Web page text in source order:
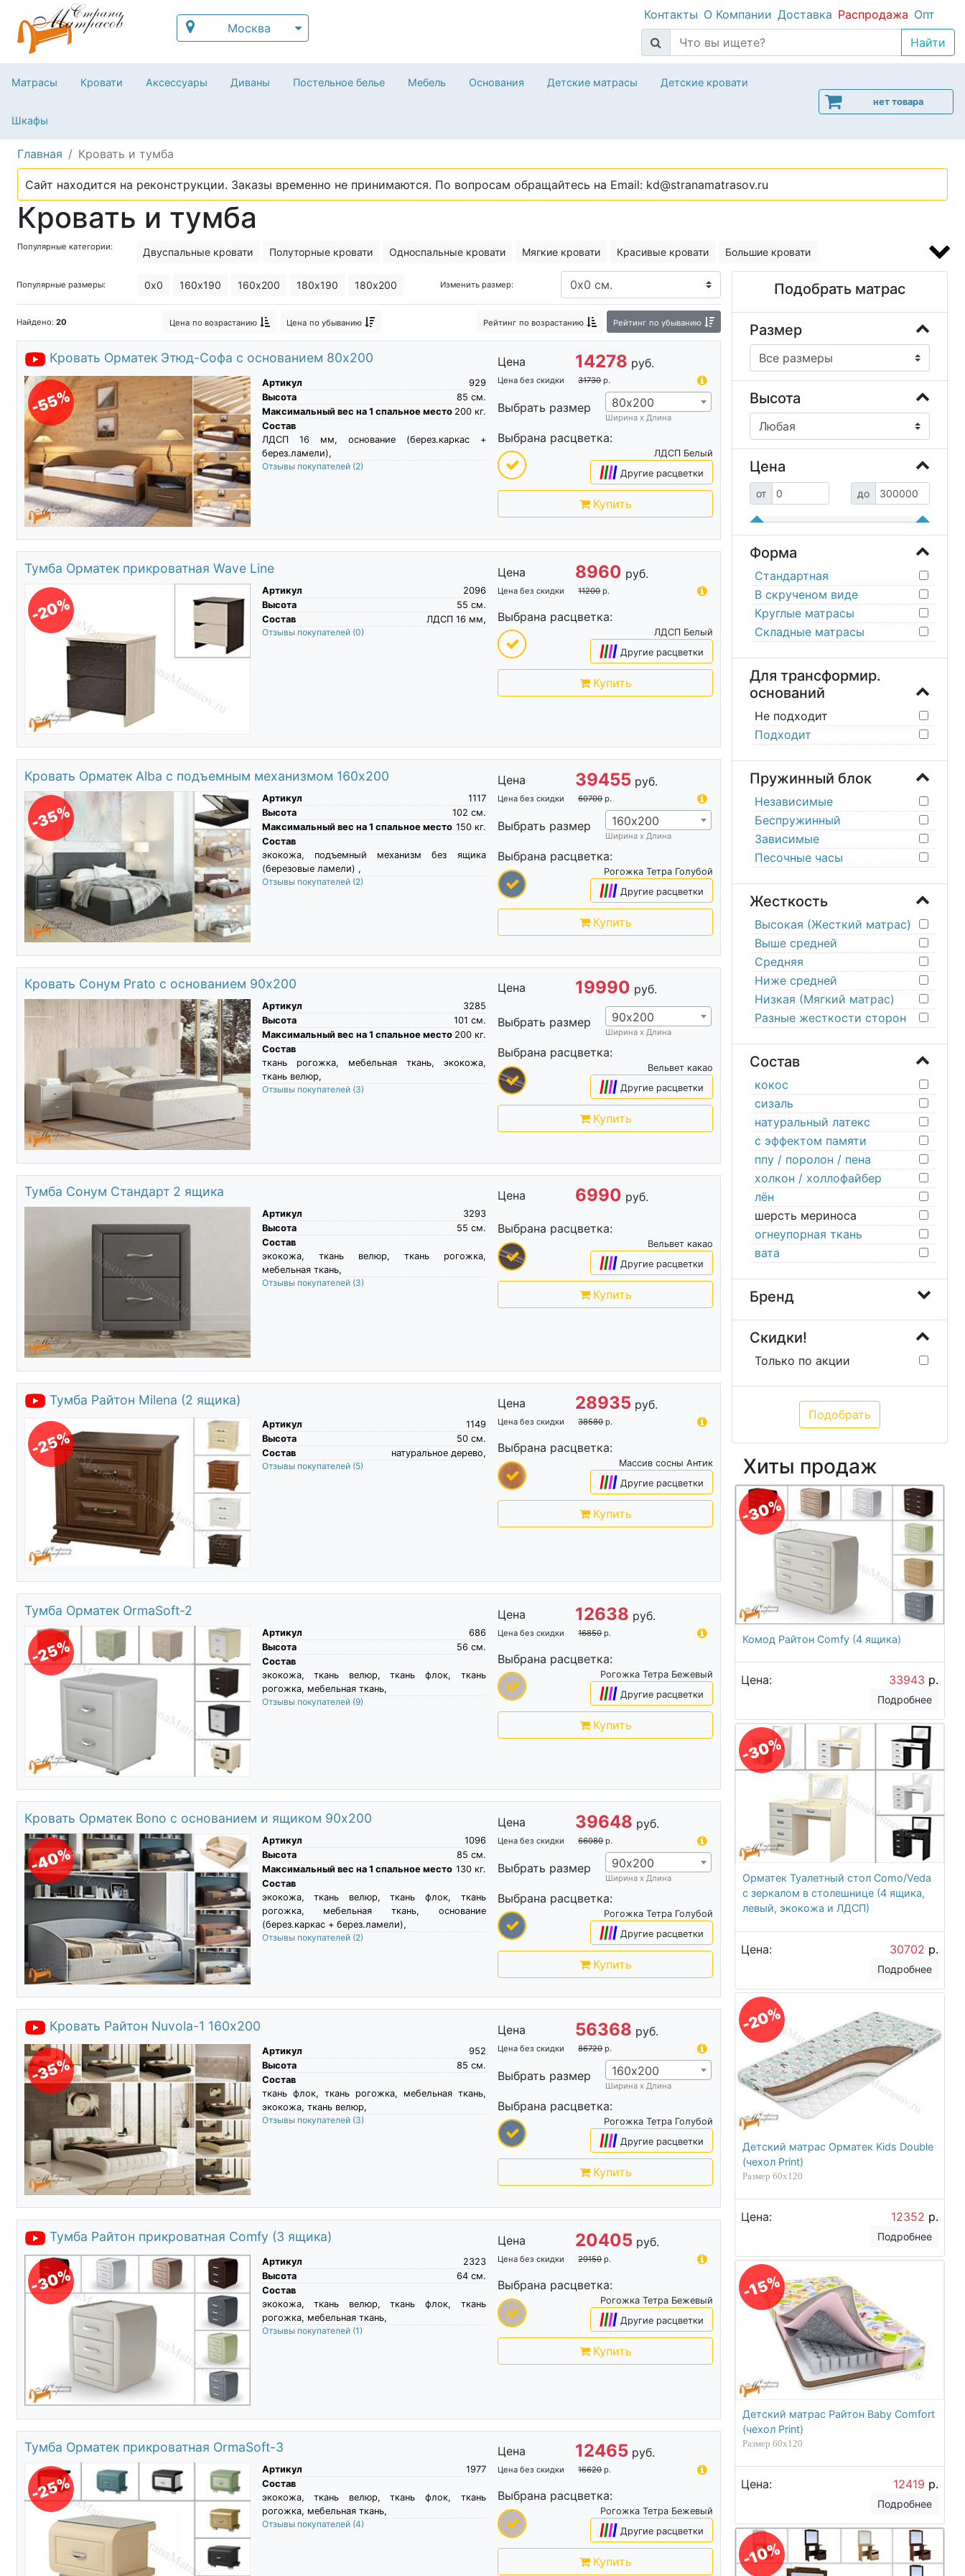
Москва
Контакты О Компании Доставка Распродажа Опт
Матрасы Кровати Аксессуары Диваны Постельное белье Мебель Основания Детские матрасы Детские кровати
Шкафы
нет товара
Главная Кровать и тумба
Сайт находится на реконструкции. Заказы временно не принимаются. По вопросам обращайтесь на Email: kd@stranamatrasov.ru
Кровать и тумба
Популярные категории: Двуспальные кровати Полуторные кровати Односпальные кровати Мягкие кровати Красивые кровати Большие кровати
Кровати трансформеры для малогабаритной квартиры
Кровать и тумба Кровати лофт Кровати с боковой спинкой Евро кровати Простые кровати Парящая кровать
Кровати чердак с кроватью внизу Узкие кровати Реечные кровати Кровати без подъемного механизма Широкие кровати
Классические кровати Кровать Марта Кровать плюс Кровати для дачи Кровать с подсветкой
Необычные кровати Кровати из ДСП
Популярные размеры: 0х0 160х190 160х200 180х190 180х200 Изменить размер:
Найдено: 20 Цена по возрастанию Цена по убыванию Рейтинг по возрастанию Рейтинг по убыванию
Кровать Орматек Этюд-Софа с основанием 80х200
-55%
Артикул
929
Высота
см.
85
Максимальный вес на 1 спальное место
кг.
200
Состав
ЛДСП 16 мм, основание (берез.каркас +
берез.ламели),
Отзывы покупателей (2)
Цена 14278 руб.
Цена без скидки 31730 р.
Выбрать размер 80х200
Ширина х Длина
Выбрана расцветка:
ЛДСП Белый
|||| Другие расцветки
Купить
Тумба Орматек прикроватная Wave Line
-20%
Артикул
2096
Высота
см.
55
Состав
ЛДСП 16 мм,
Отзывы покупателей (0)
Цена 8960 руб.
Цена без скидки 11200 р.
Выбрана расцветка:
ЛДСП Белый
|||| Другие расцветки
Купить
Кровать Орматек Alba с подъемным механизмом 160х200
-35%
Артикул
1117
Высота
см.
102
Максимальный вес на 1 спальное место
кг.
150
Состав
экокожа, подъемный механизм без ящика
(березовые ламели) ,
Отзывы покупателей (2)
Цена 39455 руб.
Цена без скидки 60700 р.
Выбрать размер 160х200
Ширина х Длина
Выбрана расцветка:
Рогожка Тетра Голубой
|||| Другие расцветки
Купить
Кровать Сонум Prato с основанием 90х200
Артикул
3285
Высота
см.
101
Максимальный вес на 1 спальное место
кг.
200
Состав
ткань рогожка, мебельная ткань, экокожа,
ткань велюр,
Отзывы покупателей (3)
Цена 19990 руб.
Выбрать размер 90х200
Ширина х Длина
Выбрана расцветка:
Вельвет какао
|||| Другие расцветки
Купить
Тумба Сонум Стандарт 2 ящика
Артикул
3293
Высота
см.
55
Состав
экокожа, ткань велюр, ткань рогожка,
мебельная ткань,
Отзывы покупателей (3)
Цена 6990 руб.
Выбрана расцветка:
Вельвет какао
|||| Другие расцветки
Купить
Тумба Райтон Milena (2 ящика)
-25%
Артикул
1149
Высота
см.
50
Состав
натуральное дерево,
Отзывы покупателей (5)
Цена 28935 руб.
Цена без скидки 38580 р.
Выбрана расцветка:
Массив сосны Антик
|||| Другие расцветки
Купить
Тумба Орматек OrmaSoft-2
-25%
Артикул
686
Высота
см.
56
Состав
экокожа, ткань велюр, ткань флок, ткань
рогожка, мебельная ткань,
Отзывы покупателей (9)
Цена 12638 руб.
Цена без скидки 16850 р.
Выбрана расцветка:
Рогожка Тетра Бежевый
|||| Другие расцветки
Купить
Кровать Орматек Bono с основанием и ящиком 90х200
-40%
Артикул
1096
Высота
см.
85
Максимальный вес на 1 спальное место
кг.
130
Состав
экокожа, ткань велюр, ткань флок, ткань
рогожка, мебельная ткань, основание
(берез.каркас + берез.ламели),
Отзывы покупателей (2)
Цена 39648 руб.
Цена без скидки 66080 р.
Выбрать размер 90х200
Ширина х Длина
Выбрана расцветка:
Рогожка Тетра Голубой
|||| Другие расцветки
Купить
Кровать Райтон Nuvola-1 160х200
-35%
Артикул
952
Высота
см.
85
Состав
ткань флок, ткань рогожка, мебельная ткань,
экокожа, ткань велюр,
Отзывы покупателей (3)
Цена 56368 руб.
Цена без скидки 86720 р.
Выбрать размер 160х200
Ширина х Длина
Выбрана расцветка:
Рогожка Тетра Голубой
|||| Другие расцветки
Купить
Тумба Райтон прикроватная Comfy (3 ящика)
-30%
Артикул
2323
Высота
см.
64
Состав
экокожа, ткань велюр, ткань флок, ткань
рогожка, мебельная ткань,
Отзывы покупателей (1)
Цена 20405 руб.
Цена без скидки 29150 р.
Выбрана расцветка:
Рогожка Тетра Бежевый
|||| Другие расцветки
Купить
Тумба Орматек прикроватная OrmaSoft-3
-25%
Артикул
1977
Состав
экокожа, ткань велюр, ткань флок, ткань
рогожка, мебельная ткань,
Отзывы покупателей (4)
Цена 12465 руб.
Цена без скидки 16620 р.
Выбрана расцветка:
Рогожка Тетра Бежевый
|||| Другие расцветки
Купить
Подобрать матрас
Размер
Высота
Цена
от до
Форма
Стандартная
В скрученом виде
Круглые матрасы
Складные матрасы
Для трансформир.
оснований
Не подходит
Подходит
Пружинный блок
Независимые
Беспружинный
Зависимые
Песочные часы
Жесткость
Высокая (Жесткий матрас)
Выше средней
Средняя
Ниже средней
Низкая (Мягкий матрас)
Разные жесткости сторон
Состав
кокос
сизаль
натуральный латекс
с эффектом памяти
ппу / поролон / пена
холкон / холлофайбер
лён
шерсть мериноса
огнеупорная ткань
вата
Бренд
Скидки!
Только по акции
Хиты продаж
-30%
Комод Райтон Comfy (4 ящика)
Цена: 33943 р.
Подробнее
-30%
Орматек Туалетный стол Como/Veda
с зеркалом в столешнице (4 ящика,
левый, экокожа и ЛДСП)
Цена: 30702 р.
Подробнее
-20%
Детский матрас Орматек Kids Double
(чехол Print)
Размер 60х120
Цена: 12352 р.
Подробнее
-15%
Детский матрас Райтон Baby Comfort
(чехол Print)
Размер 60х120
Цена: 12419 р.
Подробнее
-10%